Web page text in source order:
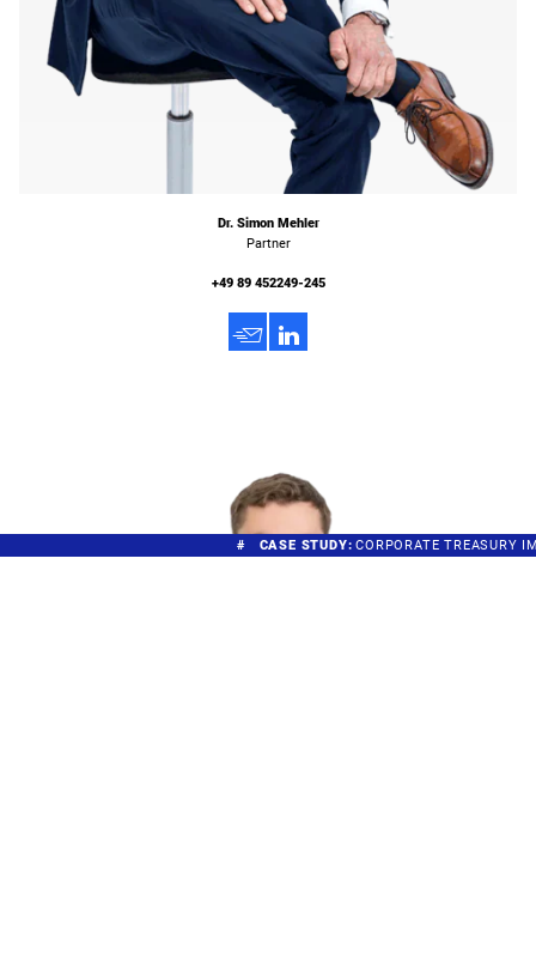
Dr. Simon Mehler
Partner
+49 89 452249-245
h 3
CASE STUDY: CORPORATE TREASURY IM MEDTECH-